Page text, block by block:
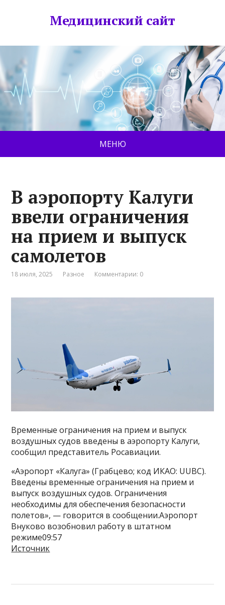
Медицинский сайт
МЕНЮ
В аэропорту Калуги
ввели ограничения
на прием и выпуск
самолетов
18 июля, 2025 Разное Комментарии: 0
Временные ограничения на прием и выпуск
воздушных судов введены в аэропорту Калуги,
сообщил представитель Росавиации.
«Аэропорт «Калуга» (Грабцево; код ИКАО: UUBC).
Введены временные ограничения на прием и
выпуск воздушных судов. Ограничения
необходимы для обеспечения безопасности
полетов», — говорится в сообщении.Аэропорт
Внуково возобновил работу в штатном
режиме09:57
Источник